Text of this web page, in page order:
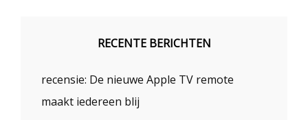
RECENTE BERICHTEN
recensie: De nieuwe Apple TV remote
maakt iedereen blij